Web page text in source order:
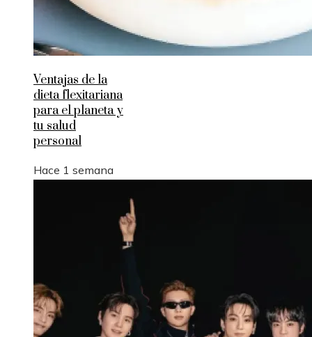
Ventajas de la
dieta flexitariana
para el planeta y
tu salud
personal
Hace 1 semana